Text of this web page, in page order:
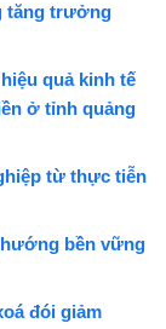
tăng trưởng
quả kinh tế
ở tỉnh quảng
từ thực tiễn
bền vững
đói giảm